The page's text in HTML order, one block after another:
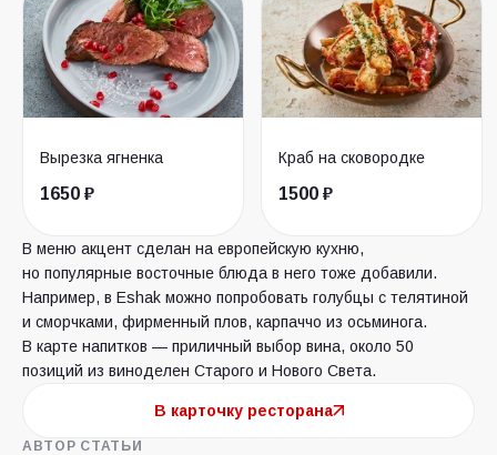
Вырезка ягненка
1650 ₽
Краб на сковородке
1500 ₽
В меню акцент сделан на европейскую кухню,
но популярные восточные блюда в него тоже добавили.
Например, в Eshak можно попробовать голубцы с телятиной
и сморчками, фирменный плов, карпаччо из осьминога.
В карте напитков — приличный выбор вина, около 50
позиций из виноделен Старого и Нового Света.
В карточку ресторана
АВТОР СТАТЬИ